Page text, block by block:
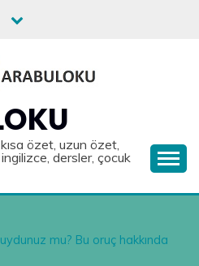
özet, uzun özet,
dersler, çocuk
mu? Bu oruç hakkında